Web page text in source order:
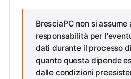
BresciaPC non si assume
responsabilità per
dati durante il processo
quanto questa dipende
dalle condizioni